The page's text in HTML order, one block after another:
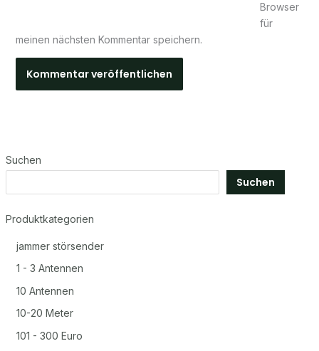
Browser
für
meinen nächsten Kommentar speichern.
Suchen
Suchen
Produktkategorien
jammer störsender
1 - 3 Antennen
10 Antennen
10-20 Meter
101 - 300 Euro